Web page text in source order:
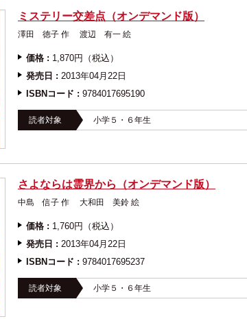
ミステリー交差点（オンデマンド版）
澤田 徳子 作 渡辺 有一 絵
価格 : 1,870円（税込）
発売日 : 2013年04月22日
ISBNコード : 9784017695190
読者対象 小学５・６年生
さよならは霊界から（オンデマンド版）
中島 信子 作 大和田 美鈴 絵
価格 : 1,760円（税込）
発売日 : 2013年04月22日
ISBNコード : 9784017695237
読者対象 小学５・６年生